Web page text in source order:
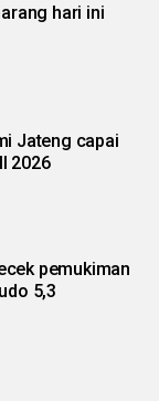
hari ini
Jateng capai
2026
pemukiman
5,3